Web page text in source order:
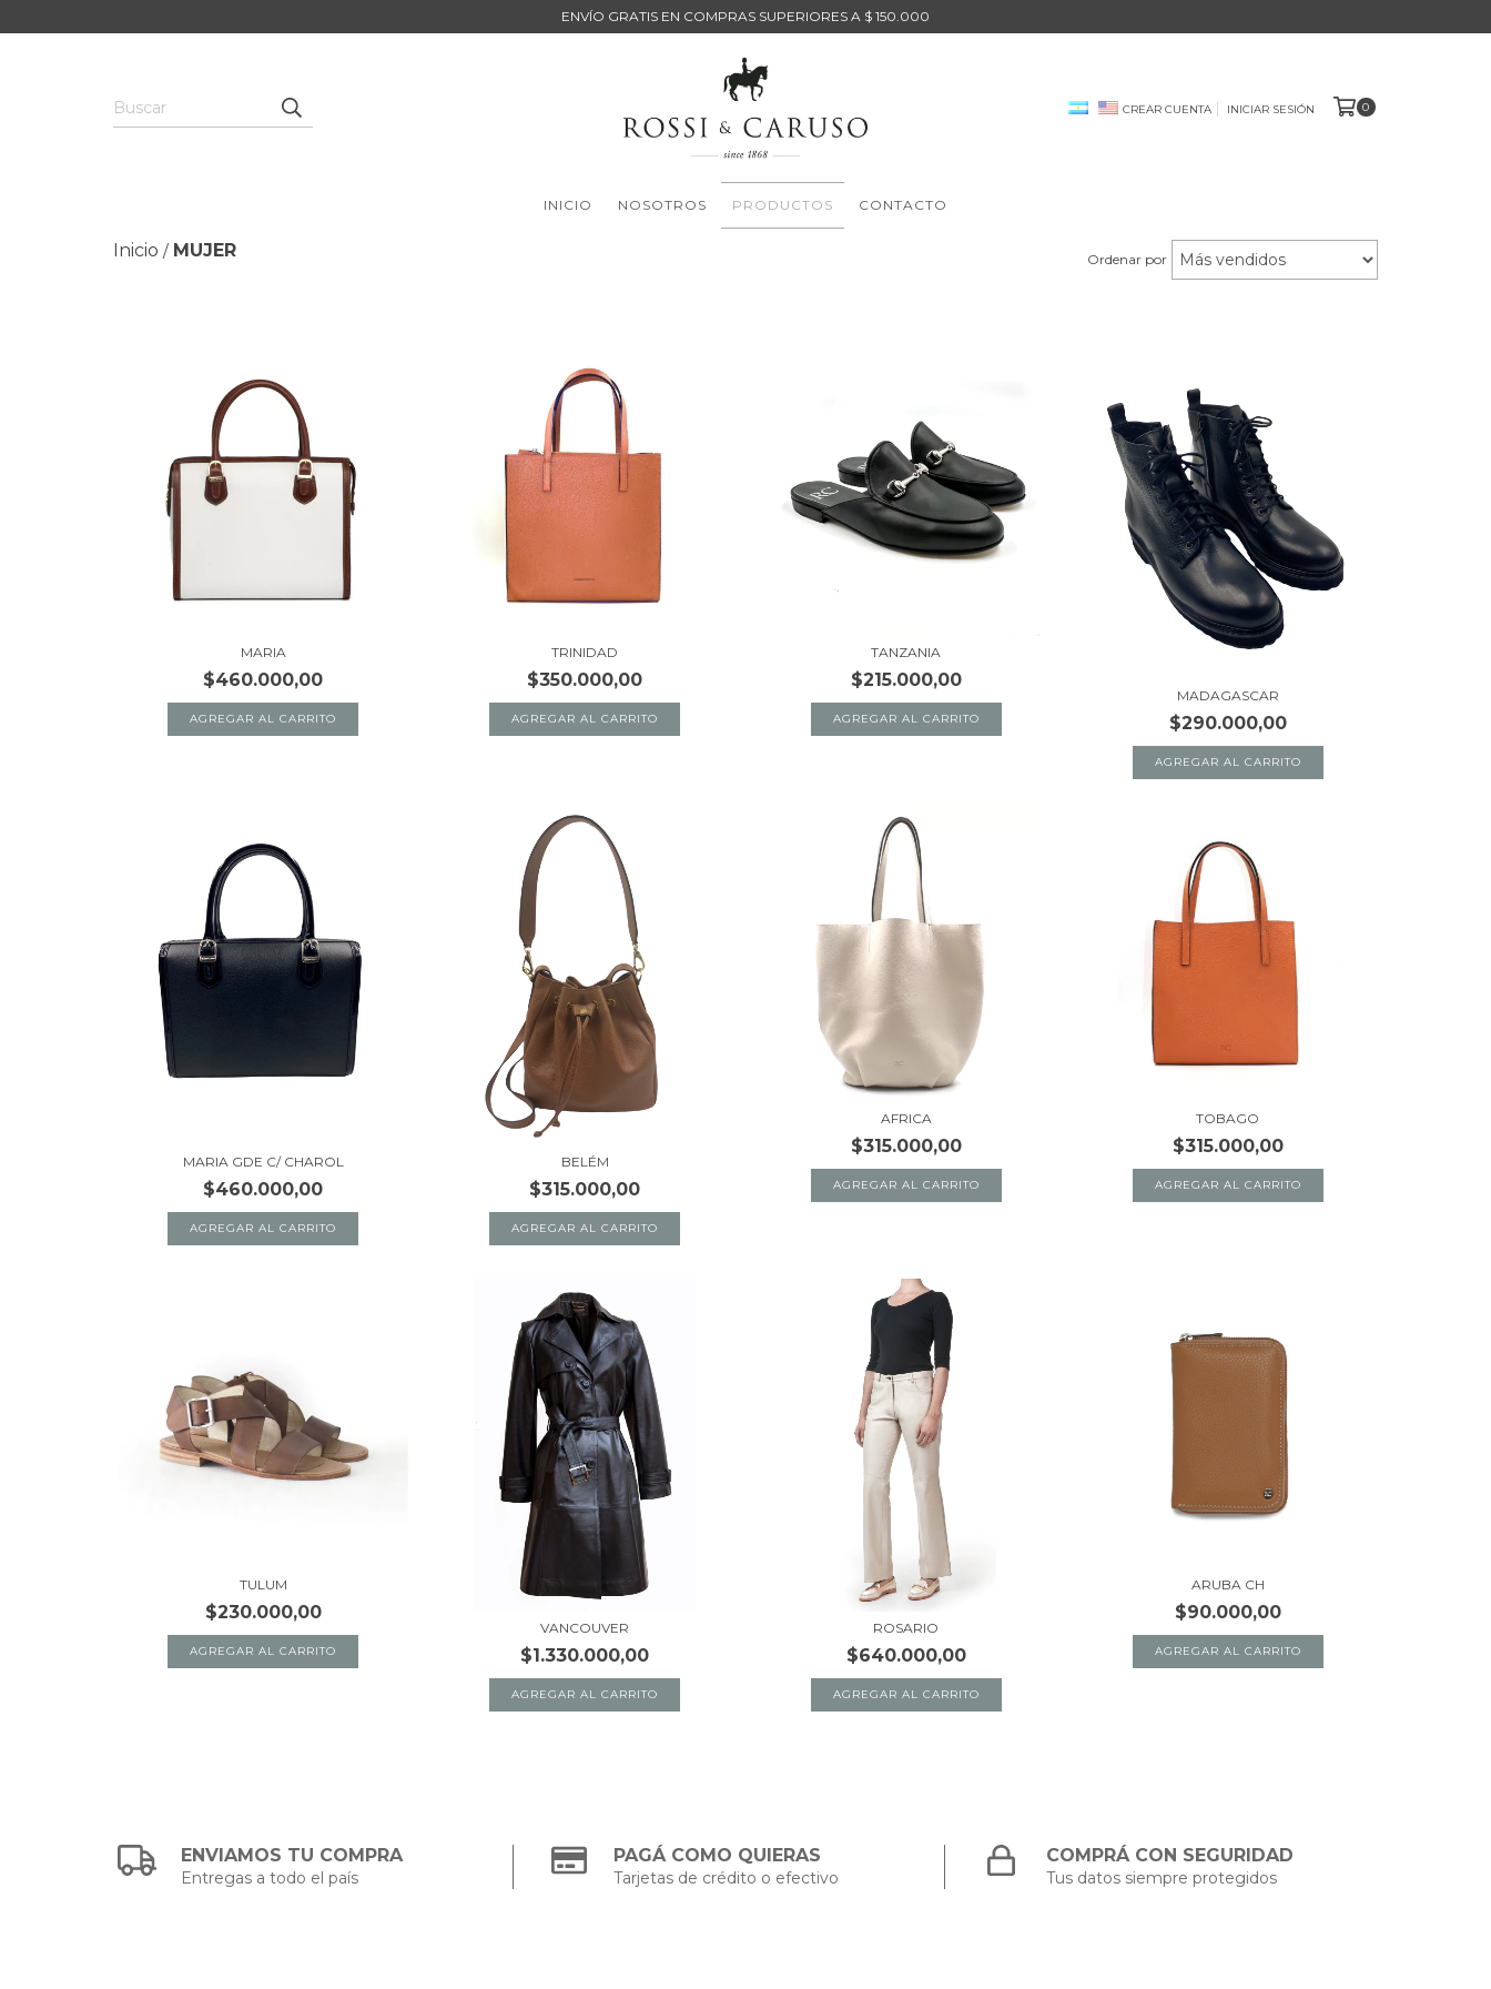
ENVÍO GRATIS EN COMPRAS SUPERIORES A $ 150.000
CREAR CUENTA INICIAR SESIÓN 0
INICIO NOSOTROS PRODUCTOS CONTACTO
Inicio / MUJER Ordenar por
MARIA
$460.000,00
AGREGAR AL CARRITO
TRINIDAD
$350.000,00
AGREGAR AL CARRITO
TANZANIA
$215.000,00
AGREGAR AL CARRITO
MADAGASCAR
$290.000,00
AGREGAR AL CARRITO
MARIA GDE C/ CHAROL
$460.000,00
AGREGAR AL CARRITO
BELÉM
$315.000,00
AGREGAR AL CARRITO
AFRICA
$315.000,00
AGREGAR AL CARRITO
TOBAGO
$315.000,00
AGREGAR AL CARRITO
TULUM
$230.000,00
AGREGAR AL CARRITO
VANCOUVER
$1.330.000,00
AGREGAR AL CARRITO
ROSARIO
$640.000,00
AGREGAR AL CARRITO
ARUBA CH
$90.000,00
AGREGAR AL CARRITO
ENVIAMOS TU COMPRA
Entregas a todo el país
PAGÁ COMO QUIERAS
Tarjetas de crédito o efectivo
COMPRÁ CON SEGURIDAD
Tus datos siempre protegidos